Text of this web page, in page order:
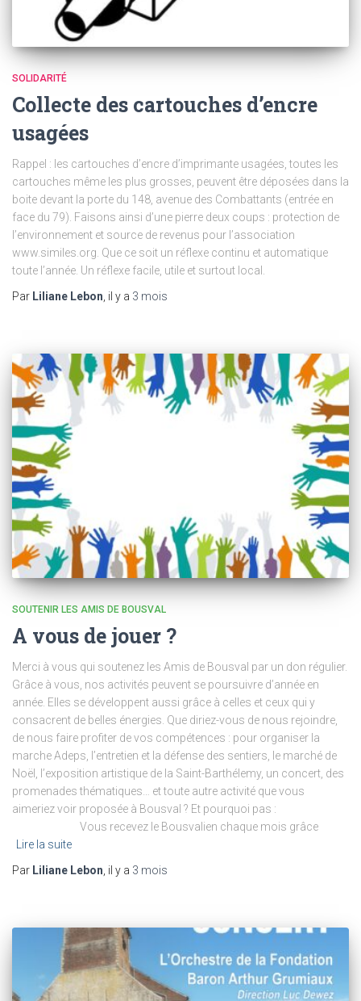
SOLIDARITÉ
Collecte des cartouches d’encre
usagées
Rappel : les cartouches d’encre d’imprimante usagées, toutes les
cartouches même les plus grosses, peuvent être déposées dans la
boite devant la porte du 148, avenue des Combattants (entrée en
face du 79). Faisons ainsi d’une pierre deux coups : protection de
l’environnement et source de revenus pour l’association
www.similes.org. Que ce soit un réflexe continu et automatique
toute l’année. Un réflexe facile, utile et surtout local.
Par Liliane Lebon , il y a 3 mois
SOUTENIR LES AMIS DE BOUSVAL
A vous de jouer ?
Merci à vous qui soutenez les Amis de Bousval par un don régulier.
Grâce à vous, nos activités peuvent se poursuivre d’année en
année. Elles se développent aussi grâce à celles et ceux qui y
consacrent de belles énergies. Que diriez-vous de nous rejoindre,
de nous faire profiter de vos compétences : pour organiser la
marche Adeps, l’entretien et la défense des sentiers, le marché de
Noël, l’exposition artistique de la Saint-Barthélemy, un concert, des
promenades thématiques… et toute autre activité que vous
aimeriez voir proposée à Bousval ? Et pourquoi pas :
Vous recevez le Bousvalien chaque mois grâce
Lire la suite
Par Liliane Lebon, il y a 3 mois